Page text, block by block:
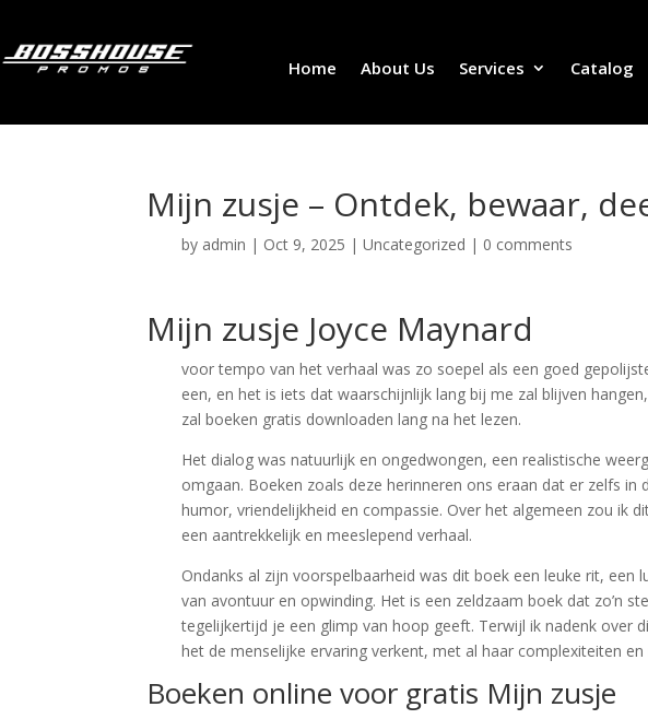
Home About Us Services Catalog
Mijn zusje – Ontdek, bewaar,
by admin | Oct 9, 2025 |Uncategorized | 0 comments
Mijn zusje Joyce Maynard
voor tempo van het verhaal was zo soepel als een goed
een, en het is iets dat waarschijnlijk lang bij me zal blijven
zal boeken gratis downloaden lang na het lezen.
Het dialog was natuurlijk en ongedwongen, een realistische
omgaan. Boeken zoals deze herinneren ons eraan dat er zelfs
humor, vriendelijkheid en compassie. Over het algemeen zou ik
een aantrekkelijk en meeslepend verhaal.
Ondanks al zijn voorspelbaarheid was dit boek een leuke rit,
van avontuur en opwinding. Het is een zeldzaam boek dat zo’n
tegelijkertijd je een glimp van hoop geeft. Terwijl ik nadenk over
het de menselijke ervaring verkent, met al haar complexiteiten
Boeken online voor gratis Mijn zusje